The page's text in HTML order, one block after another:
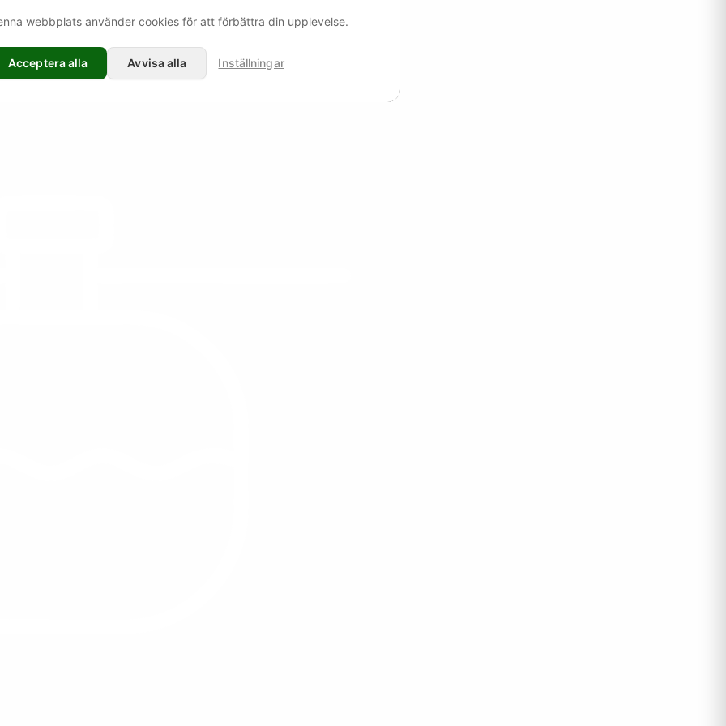
webbplats använder cookies för att förbättra din upplevelse.
Acceptera alla Avvisa alla Inställningar